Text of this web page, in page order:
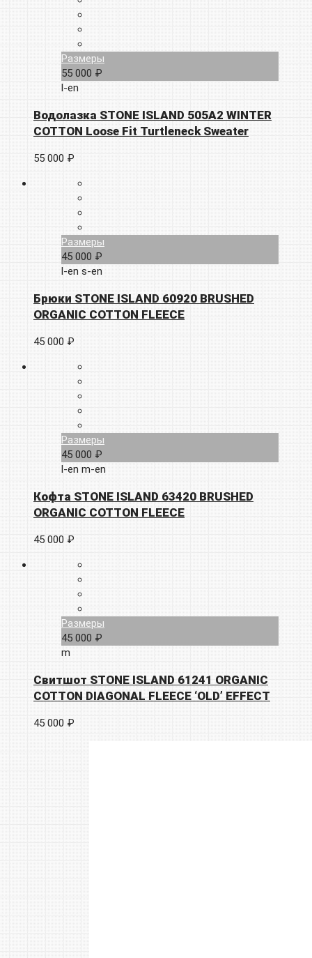
Размеры
55 000 ₽
l-en
Водолазка STONE ISLAND 505A2 WINTER
COTTON Loose Fit Turtleneck Sweater
55 000 ₽
Размеры
45 000 ₽
l-en s-en
Брюки STONE ISLAND 60920 BRUSHED
ORGANIC COTTON FLEECE
45 000 ₽
Размеры
45 000 ₽
l-en m-en
Кофта STONE ISLAND 63420 BRUSHED
ORGANIC COTTON FLEECE
45 000 ₽
Размеры
45 000 ₽
m
Свитшот STONE ISLAND 61241 ORGANIC
COTTON DIAGONAL FLEECE ‘OLD’ EFFECT
45 000 ₽